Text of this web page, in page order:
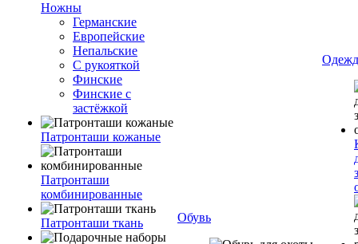
Ножны
Германские
Европейские
Непальские
С рукояткой
Финские
Финские с
застёжкой
Патронташи кожаные
Патронташи
комбинированные
Патронташи ткань Обувь